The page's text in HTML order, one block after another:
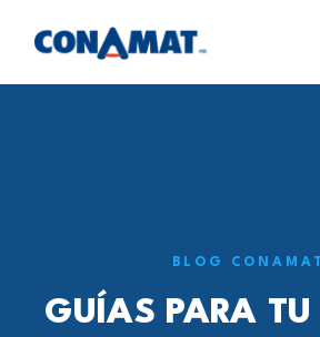
BLOG CONAMAT
GUÍAS PARA TU